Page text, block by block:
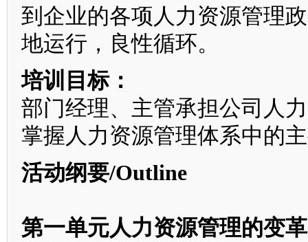
到企业的各项人力资源管理
地运行，良性循环。
培训目标：
部门经理、主管承担公司人
掌握人力资源管理体系中的
活动纲要/Outline
第一单元人力资源管理的变革